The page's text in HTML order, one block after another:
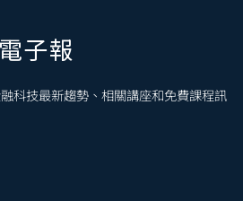
子報
科技最新趨勢、相關講座和免費課程訊